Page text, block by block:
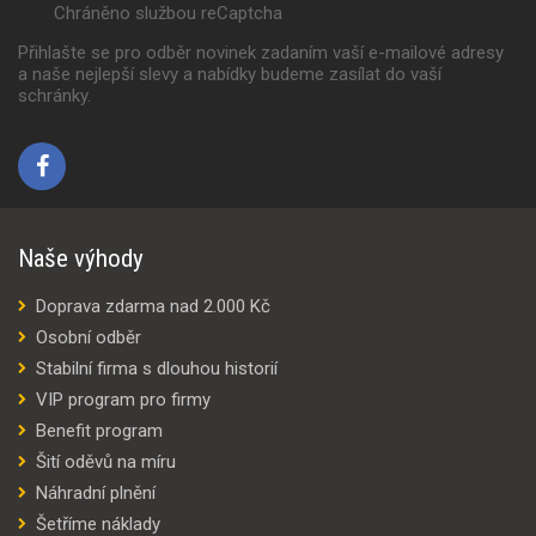
Chráněno službou reCaptcha
Přihlašte se pro odběr novinek zadaním vaší e-mailové adresy
a naše nejlepší slevy a nabídky budeme zasílat do vaší
schránky.
Naše výhody
Doprava zdarma nad 2.000 Kč
Osobní odběr
Stabilní firma s dlouhou historií
VIP program pro firmy
Benefit program
Šití oděvů na míru
Náhradní plnění
Šetříme náklady